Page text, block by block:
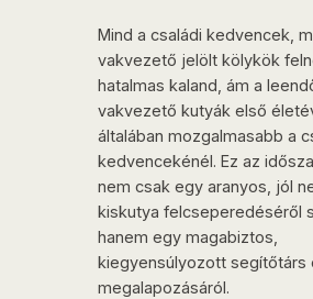
Mind a családi kedvencek,
vakvezető jelölt kölykök
hatalmas kaland, ám a
vakvezető kutyák első
általában mozgalmasabb a
kedvencekénél. Ez az
nem csak egy aranyos, jól
kiskutya felcseperedéséről
hanem egy magabiztos,
kiegyensúlyozott segítőtárs
megalapozásáról.